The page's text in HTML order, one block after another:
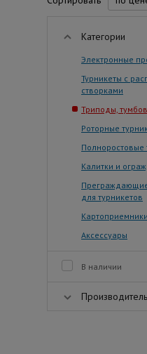
Категории
Электронные
Турникеты с
створками
Триподы,
Роторные
Полноростовые
Калитки и
для турникетов
Картоприемники
Аксессуары
В наличии
Производитель